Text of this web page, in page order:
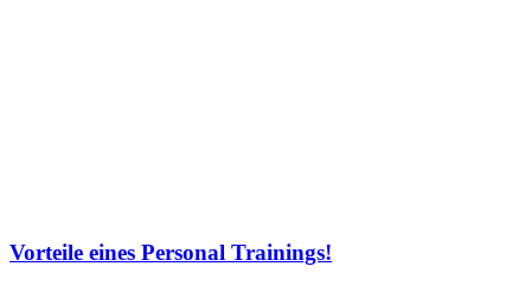
Vorteile eines Personal Trainings!